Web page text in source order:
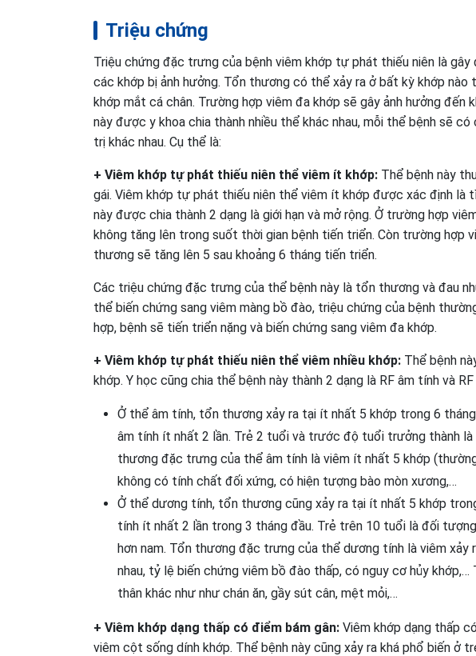
Triệu chứng
Triệu chứng đặc trưng của bệnh viêm khớp tự phát thiếu niên là
các khớp bị ảnh hưởng. Tổn thương có thể xảy ra ở bất kỳ khớp
khớp mắt cá chân. Trường hợp viêm đa khớp sẽ gây ảnh hưởng đến
này được y khoa chia thành nhiều thể khác nhau, mỗi thể bệnh sẽ
trị khác nhau. Cụ thể là:
+ Viêm khớp tự phát thiếu niên thể viêm ít khớp: Thể bệnh này
gái. Viêm khớp tự phát thiếu niên thể viêm ít khớp được xác định là
này được chia thành 2 dạng là giới hạn và mở rộng. Ở trường hợp
không tăng lên trong suốt thời gian bệnh tiến triển. Còn trường hợp
thương sẽ tăng lên 5 sau khoảng 6 tháng tiến triển.
Các triệu chứng đặc trưng của thể bệnh này là tổn thương và đau
thể biến chứng sang viêm màng bồ đào, triệu chứng của bệnh
hợp, bệnh sẽ tiến triển nặng và biến chứng sang viêm đa khớp.
+ Viêm khớp tự phát thiếu niên thể viêm nhiều khớp: Thể bệnh
khớp. Y học cũng chia thể bệnh này thành 2 dạng là RF âm tính và
Ở thể âm tính, tổn thương xảy ra tại ít nhất 5 khớp trong 6
âm tính ít nhất 2 lần. Trẻ 2 tuổi và trước độ tuổi trưởng thành
thương đặc trưng của thể âm tính là viêm ít nhất 5 khớp
không có tính chất đối xứng, có hiện tượng bào mòn xương,…
Ở thể dương tính, tổn thương cũng xảy ra tại ít nhất 5 khớp
tính ít nhất 2 lần trong 3 tháng đầu. Trẻ trên 10 tuổi là đối
hơn nam. Tổn thương đặc trưng của thể dương tính là viêm
nhau, tỷ lệ biến chứng viêm bồ đào thấp, có nguy cơ hủy
thân khác như như chán ăn, gầy sút cân, mệt mỏi,…
+ Viêm khớp dạng thấp có điểm bám gân: Viêm khớp dạng thấp
viêm cột sống dính khớp. Thể bệnh này cũng xảy ra khá phổ biến ở